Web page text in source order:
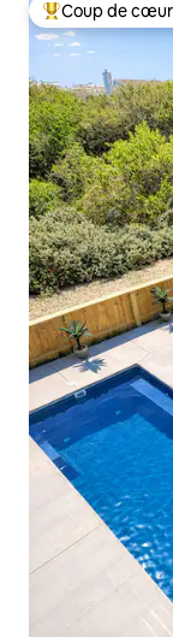
Coups de cœur
Coup de